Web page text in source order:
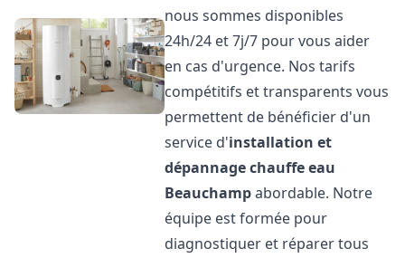
nous sommes disponibles
24h/24 et 7j/7 pour vous aider
en cas d'urgence. Nos tarifs
compétitifs et transparents vous
permettent de bénéficier d'un
service d'installation et
dépannage chauffe eau
Beauchampabordable. Notre
équipe est formée pour
diagnostiquer et réparer tous